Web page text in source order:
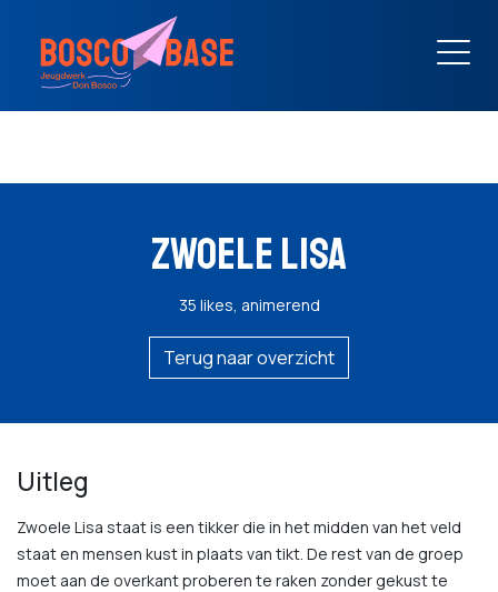
ZWOELE LISA
35 likes, animerend
Terug naar overzicht
Uitleg
Zwoele Lisa staat is een tikker die in het midden van het veld
staat en mensen kust in plaats van tikt. De rest van de groep
moet aan de overkant proberen te raken zonder gekust te